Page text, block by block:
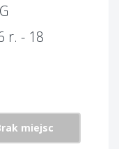
r. - 18
miejsc